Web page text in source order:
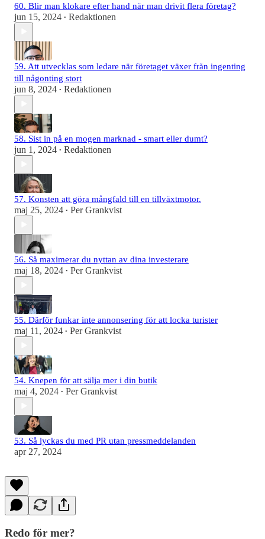
60. Blir man klokare efter hand när man drivit flera företag?
jun 15, 2024 • Redaktionen
59. Att utvecklas som ledare när företaget växer från ingenting
till någonting stort
jun 8, 2024 • Redaktionen
58. Sist in på en mogen marknad - smart eller dumt?
jun 1, 2024 • Redaktionen
57. Konsten att göra mångfald till en tillväxtmotor.
maj 25, 2024 • Per Grankvist
56. Så maximerar du nyttan av dina investerare
maj 18, 2024 • Per Grankvist
55. Därför funkar inte annonsering för att locka turister
maj 11, 2024 • Per Grankvist
54. Knepen för att sälja mer i din butik
maj 4, 2024 • Per Grankvist
53. Så lyckas du med PR utan pressmeddelanden
apr 27, 2024
Redo för mer?